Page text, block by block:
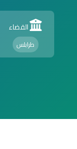
القضاء
طرابلس